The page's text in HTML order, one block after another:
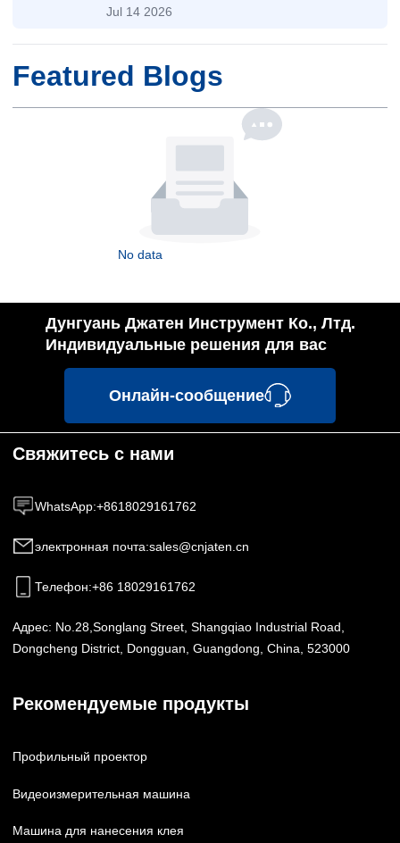
Jul 14 2026
Featured Blogs
No data
Дунгуань Джатен Инструмент Ко., Лтд.
Индивидуальные решения для вас
Онлайн-сообщение
Свяжитесь с нами
WhatsApp:+8618029161762
электронная почта:sales@cnjaten.cn
Телефон:+86 18029161762
Адрес: No.28,Songlang Street, Shangqiao Industrial Road,
Dongcheng District, Dongguan, Guangdong, China, 523000
Рекомендуемые продукты
Профильный проектор
Видеоизмерительная машина
Машина для нанесения клея